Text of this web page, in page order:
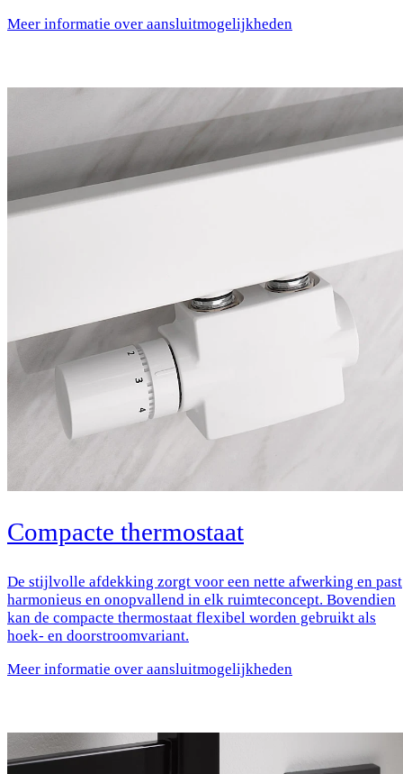
Meer informatie over aansluitmogelijkheden
Compacte thermostaat
De stijlvolle afdekking zorgt voor een nette afwerking en past
harmonieus en onopvallend in elk ruimteconcept. Bovendien
kan de compacte thermostaat flexibel worden gebruikt als
hoek- en doorstroomvariant.
Meer informatie over aansluitmogelijkheden